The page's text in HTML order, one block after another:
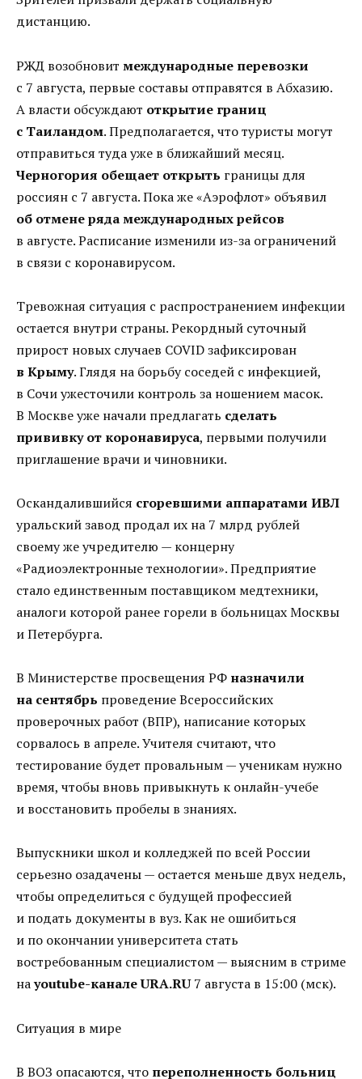
дистанцию.
РЖД возобновит международные перевозки
с 7 августа, первые составы отправятся в Абхазию.
А власти обсуждают открытие границ
с Таиландом. Предполагается, что туристы могут
отправиться туда уже в ближайший месяц.
Черногория обещает открыть границы для
россиян с 7 августа. Пока же «Аэрофлот» объявил
об отмене ряда международных рейсов
в августе. Расписание изменили из-за ограничений
в связи с коронавирусом.
Тревожная ситуация с распространением инфекции
остается внутри страны. Рекордный суточный
прирост новых случаев COVID зафиксирован
в Крыму. Глядя на борьбу соседей с инфекцией,
в Сочи ужесточили контроль за ношением масок.
В Москве уже начали предлагать сделать
прививку от коронавируса, первыми получили
приглашение врачи и чиновники.
Оскандалившийся сгоревшими аппаратами ИВЛ
уральский завод продал их на 7 млрд рублей
своему же учредителю — концерну
«Радиоэлектронные технологии». Предприятие
стало единственным поставщиком медтехники,
аналоги которой ранее горели в больницах Москвы
и Петербурга.
В Министерстве просвещения РФ назначили
на сентябрь проведение Всероссийских
проверочных работ (ВПР), написание которых
сорвалось в апреле. Учителя считают, что
тестирование будет провальным — ученикам нужно
время, чтобы вновь привыкнуть к онлайн-учебе
и восстановить пробелы в знаниях.
Выпускники школ и колледжей по всей России
серьезно озадачены — остается меньше двух недель,
чтобы определиться с будущей профессией
и подать документы в вуз. Как не ошибиться
и по окончании университета стать
востребованным специалистом — выясним в стриме
наyoutube-канале URA.RU7 августа в 15:00 (мск).
Ситуация в мире
В ВОЗ опасаются, что переполненность больниц